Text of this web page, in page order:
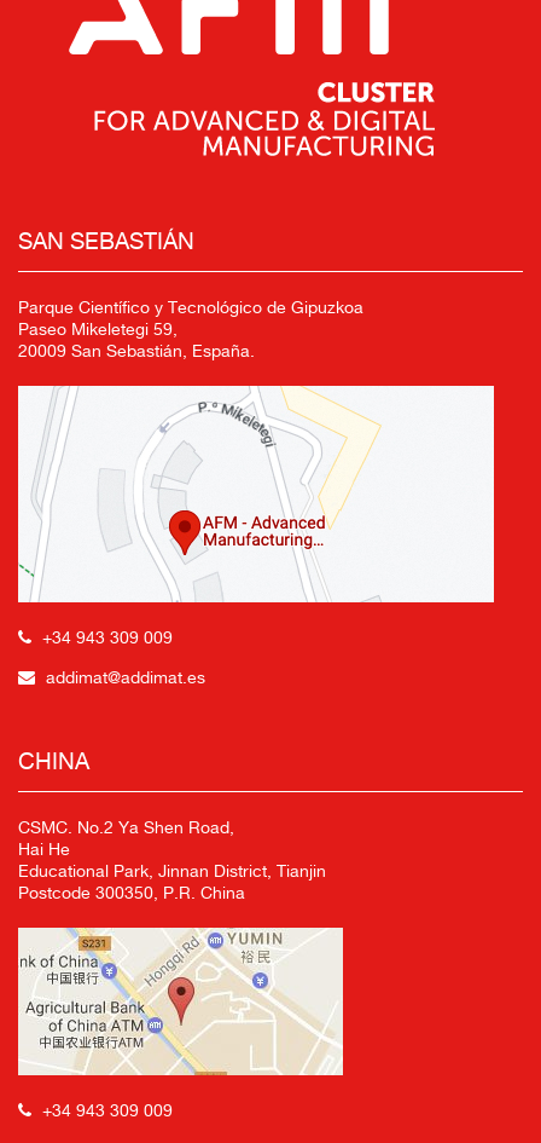
SAN SEBASTIÁN
Parque Científico y Tecnológico de Gipuzkoa
Paseo Mikeletegi 59,
20009 San Sebastián, España.
+34 943 309 009
addimat@addimat.es
CHINA
CSMC. No.2 Ya Shen Road,
Hai He
Educational Park, Jinnan District, Tianjin
Postcode 300350, P.R. China
+34 943 309 009